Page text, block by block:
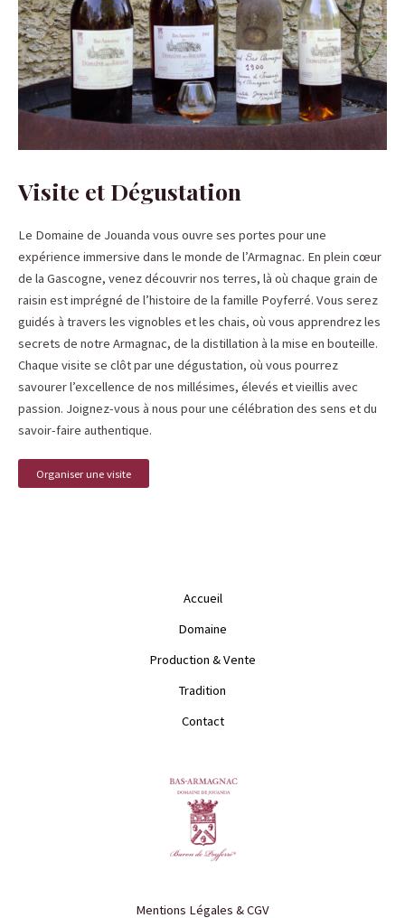
Visite et Dégustation
Le Domaine de Jouanda vous ouvre ses portes pour une
expérience immersive dans le monde de l’Armagnac. En plein cœur
de la Gascogne, venez découvrir nos terres, là où chaque grain de
raisin est imprégné de l’histoire de la famille Poyferré. Vous serez
guidés à travers les vignobles et les chais, où vous apprendrez les
secrets de notre Armagnac, de la distillation à la mise en bouteille.
Chaque visite se clôt par une dégustation, où vous pourrez
savourer l’excellence de nos millésimes, élevés et vieillis avec
passion. Joignez-vous à nous pour une célébration des sens et du
savoir-faire authentique.
Organiser une visite
Accueil
Domaine
Production & Vente
Tradition
Contact
Mentions Légales & CGV